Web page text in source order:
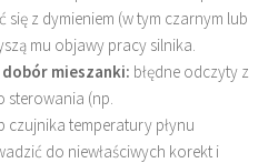
się z dymieniem (w tym czarnym lub
mu objawy pracy silnika.
dobór mieszanki: błędne odczyty z
sterowania (np.
czujnika temperatury płynu
do niewłaściwych korekt i